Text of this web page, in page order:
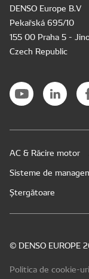
DENSO Europe B.V
Pekařská 695/10
155 00 Praha 5 -
Czech Republic
AC & Răcire motor
Sisteme de
Ștergătoare
© DENSO EUROPE
Politica de cookie-